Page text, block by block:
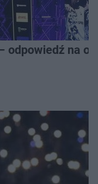
odpowiedź na